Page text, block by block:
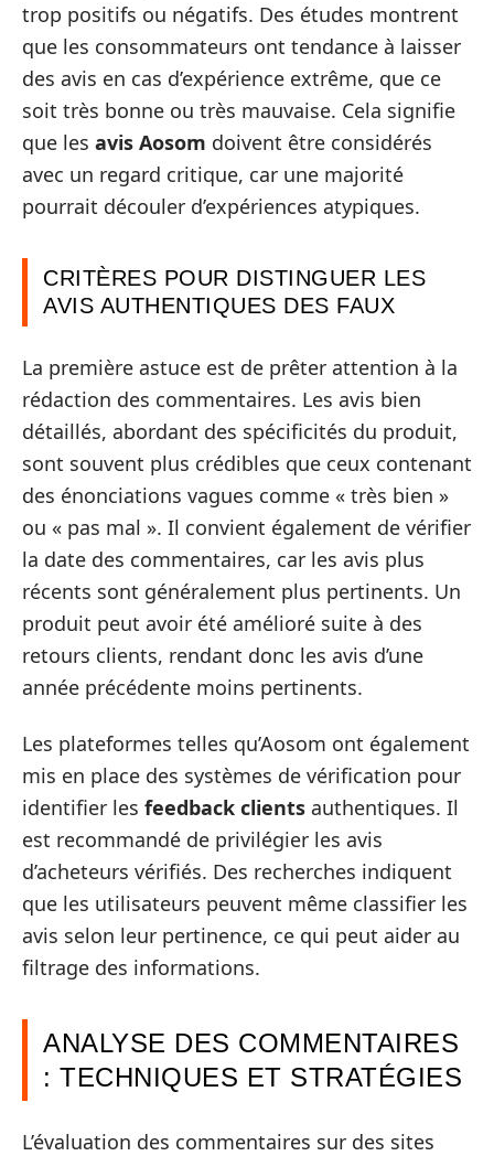
trop positifs ou négatifs. Des études montrent
que les consommateurs ont tendance à laisser
des avis en cas d’expérience extrême, que ce
soit très bonne ou très mauvaise. Cela signifie
que les avis Aosom doivent être considérés
avec un regard critique, car une majorité
pourrait découler d’expériences atypiques.
CRITÈRES POUR DISTINGUER LES
AVIS AUTHENTIQUES DES FAUX
La première astuce est de prêter attention à la
rédaction des commentaires. Les avis bien
détaillés, abordant des spécificités du produit,
sont souvent plus crédibles que ceux contenant
des énonciations vagues comme « très bien »
ou « pas mal ». Il convient également de vérifier
la date des commentaires, car les avis plus
récents sont généralement plus pertinents. Un
produit peut avoir été amélioré suite à des
retours clients, rendant donc les avis d’une
année précédente moins pertinents.
Les plateformes telles qu’Aosom ont également
mis en place des systèmes de vérification pour
identifier les feedback clients authentiques. Il
est recommandé de privilégier les avis
d’acheteurs vérifiés. Des recherches indiquent
que les utilisateurs peuvent même classifier les
avis selon leur pertinence, ce qui peut aider au
filtrage des informations.
ANALYSE DES COMMENTAIRES
: TECHNIQUES ET STRATÉGIES
L’évaluation des commentaires sur des sites